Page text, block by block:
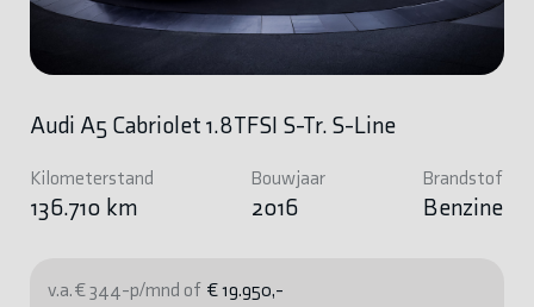
Audi A5 Cabriolet 1.8TFSI S-Tr. S-Line
Kilometerstand
136.710 km
Bouwjaar
2016
Brandstof
Benzine
v.a. € 344-p/mnd of € 19.950,-